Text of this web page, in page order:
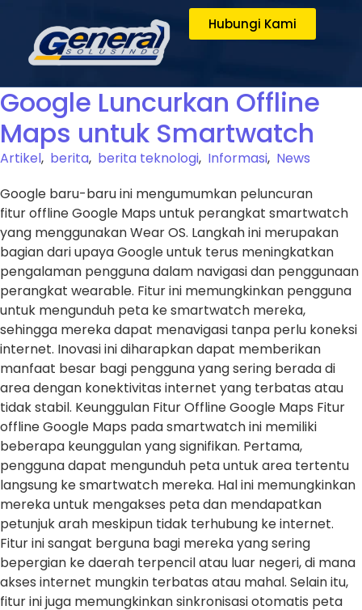
Hubungi Kami
Google Luncurkan Offline
Maps untuk Smartwatch
Artikel, berita, berita teknologi, Informasi, News
Google baru-baru ini mengumumkan peluncuran
fitur offline Google Maps untuk perangkat smartwatch
yang menggunakan Wear OS. Langkah ini merupakan
bagian dari upaya Google untuk terus meningkatkan
pengalaman pengguna dalam navigasi dan penggunaan
perangkat wearable. Fitur ini memungkinkan pengguna
untuk mengunduh peta ke smartwatch mereka,
sehingga mereka dapat menavigasi tanpa perlu koneksi
internet. Inovasi ini diharapkan dapat memberikan
manfaat besar bagi pengguna yang sering berada di
area dengan konektivitas internet yang terbatas atau
tidak stabil. Keunggulan Fitur Offline Google Maps Fitur
offline Google Maps pada smartwatch ini memiliki
beberapa keunggulan yang signifikan. Pertama,
pengguna dapat mengunduh peta untuk area tertentu
langsung ke smartwatch mereka. Hal ini memungkinkan
mereka untuk mengakses peta dan mendapatkan
petunjuk arah meskipun tidak terhubung ke internet.
Fitur ini sangat berguna bagi mereka yang sering
bepergian ke daerah terpencil atau luar negeri, di mana
akses internet mungkin terbatas atau mahal. Selain itu,
fitur ini juga memungkinkan sinkronisasi otomatis peta